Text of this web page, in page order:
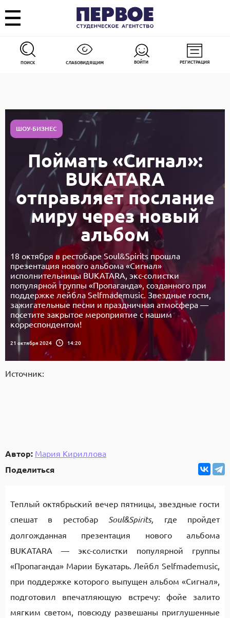
ПОИСК СЛАБОВИДЯЩИМ ВОЙТИ РЕГИСТРАЦИЯ
ШОУ-БИЗНЕС
Поймать «Сигнал»:
BUKATARA
отправляет послание
миру через новый
альбом
18 октября в рестобаре Soul&Spirits прошла
презентация нового альбома «Сигнал»
исполнительницы BUKATARA, экс-солистки
популярной группы «Пропаганда», созданного при
поддержке лейбла Selfmademusic. Звездные гости,
зажигательные песни и праздничная атмосфера —
посетите закрытое мероприятие с нашим
корреспондентом!
21 октября 2024 14:20
Источник:
Автор: Мария Кириллова
Поделиться
Теплый октябрьский вечер пятницы, звездные гости
спешат в рестобар Soul&Spirits, где пройдет
долгожданная презентация нового альбома
BUKATARA — экс-солистки популярной группы
«Пропаганда» Марии Букатарь. Лейбл Selfmademusic,
при поддержке которого выпущен альбом «Сигнал»,
подготовил впечатляющую встречу: фойе залито
мягким светом, повсюду развешаны приглушенные